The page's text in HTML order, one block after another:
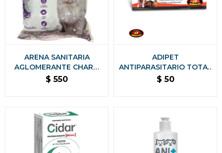
ARENA SANITARIA
AGLOMERANTE CHARM
CAT PREMIUM BAJO
$ 550
ADIPET
ANTIPARASITARIO TOTAL
1 COMPRIMIDOS
$ 50